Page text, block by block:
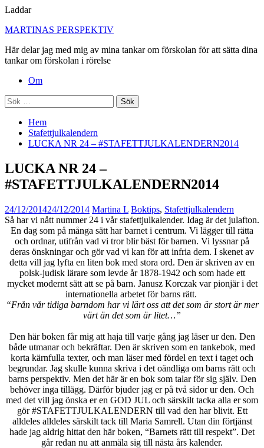
Laddar
Hoppa
innehåll
MARTINAS PERSPEKTIV
Här delar jag med mig av mina tankar om förskolan för att sätta dina
tankar om förskolan i rörelse
PrimärOm
Sök
efter:
Hem
Stafettjulkalendern
LUCKA NR 24 – #STAFETTJULKALENDERN2014
LUCKA NR 24 –
#STAFETTJULKALENDERN2014
24/12/201424/12/2014 Martina L Boktips, Stafettjulkalendern
Så har vi nått nummer 24 i vår stafettjulkalender. Idag är det julafton.
En dag som på många sätt har barnet i centrum. Vi lägger till rätta
och ordnar, utifrån vad vi tror blir bäst för barnen. Vi lyssnar på
deras önskningar och gör vad vi kan för att infria dem. I skenet av
detta vill jag lyfta en liten bok med stora ord. Den är skriven av en
polsk-judisk lärare som levde år 1878-1942 och som hade ett
mycket modernt sätt att se på barn. Janusz Korczak var pionjär i det
internationella arbetet för barns rätt.
“Från vår tidiga barndom har vi lärt oss att det som är stort är mer
värt än det som är litet…”
Den här boken får mig att haja till varje gång jag läser ur den. Den
både utmanar och bekräftar. Den är skriven som en tankebok, med
korta kärnfulla texter, och man läser med fördel en text i taget och
begrundar. Jag skulle kunna skriva i det oändliga om barns rätt och
barns perspektiv. Men det här är en bok som talar för sig själv. Den
behöver inga tillägg. Därför bjuder jag er på två sidor ur den. Och
med det vill jag önska er en GOD JUL och särskilt tacka alla er som
gör #STAFETTJULKALENDERN till vad den har blivit. Ett
alldeles alldeles särskilt tack till Maria Samrell. Utan din förtjänst
hade jag aldrig hittat den här boken, “Barnets rätt till respekt”. Det
går redan nu att anmäla sig till nästa års kalender.